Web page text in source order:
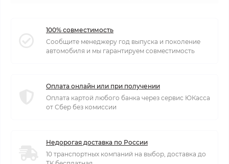
100% совместимость
Сообщите менеджеру год выпуска и поколение
автомобиля и мы гарантируем совместимость
Оплата онлайн или при получении
Оплата картой любого банка через сервис ЮКасса
от Сбер без комиссии
Недорогая доставка по России
10 транспортных компаний на выбор, доставка до